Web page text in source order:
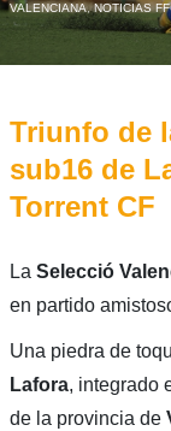
VALENCIANA,NOTICIAS
Triunfo de
sub16 de
Torrent CF
La Selecció
en partido
Una piedra de
Lafora, integrado
de la provincia de